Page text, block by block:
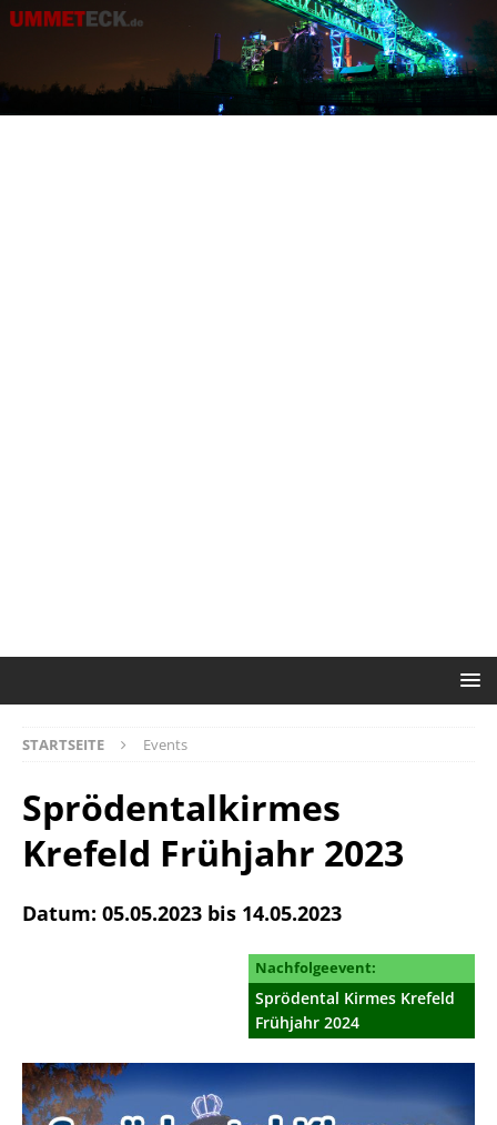
STARTSEITE Events
Sprödentalkirmes
Krefeld Frühjahr 2023
Datum: 05.05.2023 bis 14.05.2023
Nachfolgeevent:
Sprödental Kirmes Krefeld
Frühjahr 2024